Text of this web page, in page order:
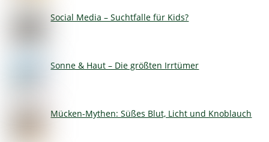
Social Media – Suchtfalle für Kids?
Sonne & Haut – Die größten Irrtümer
Mücken-Mythen: Süßes Blut, Licht und Knoblauch